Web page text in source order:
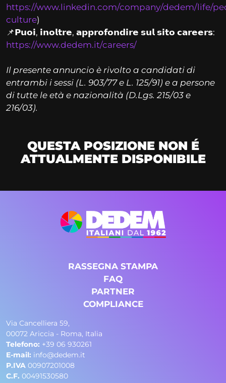
https://www.linkedin.com/company/dedem/life/
culture)
📌𝗣𝘂𝗼𝗶, 𝗶𝗻𝗼𝗹𝘁𝗿𝗲, 𝗮𝗽𝗽𝗿𝗼𝗳𝗼𝗻𝗱𝗶𝗿𝗲 𝘀𝘂𝗹 𝘀𝗶𝘁𝗼 𝗰𝗮𝗿𝗲𝗲𝗿𝘀:
https://www.dedem.it/careers/
Il presente annuncio è rivolto a candidati di
entrambi i sessi (L. 903/77 e L. 125/91) e a persone
di tutte le età e nazionalità (D.Lgs. 215/03 e
216/03).
QUESTA POSIZIONE NON É
ATTUALMENTE DISPONIBILE
RASSEGNA STAMPA
FAQ
PARTNER
COMPLIANCE
Via Cancelliera 59,
00072 Ariccia - Roma, Italia
Telefono: +39 06 930261
E-mail: info@dedem.it
P.IVA 00907201008
C.F. 00491530580